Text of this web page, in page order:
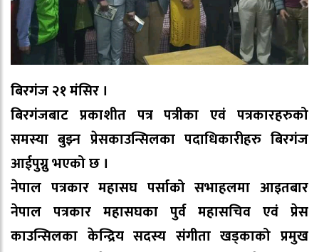
बिरगंज २१ मंसिर ।
बिरगंजबाट प्रकाशीत पत्र पत्रीका एवं पत्रकारहरुको
समस्या बुझ्न प्रेसकाउन्सिलका पदाधिकारीहरु बिरगंज
आईपुग्नु भएको छ ।
नेपाल पत्रकार महासघ पर्साको सभाहलमा आइतबार
नेपाल पत्रकार महासघका पुर्व महासचिव एवं प्रेस
काउन्सिलका केन्द्रिय सदस्य संगीता खड्काको प्रमुख